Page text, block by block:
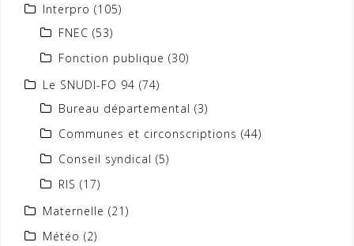
Interpro (105)
FNEC (53)
Fonction publique (30)
Le SNUDI-FO 94 (74)
Bureau départemental (3)
Communes et circonscriptions (44)
Conseil syndical (5)
RIS (17)
Maternelle (21)
Météo (2)